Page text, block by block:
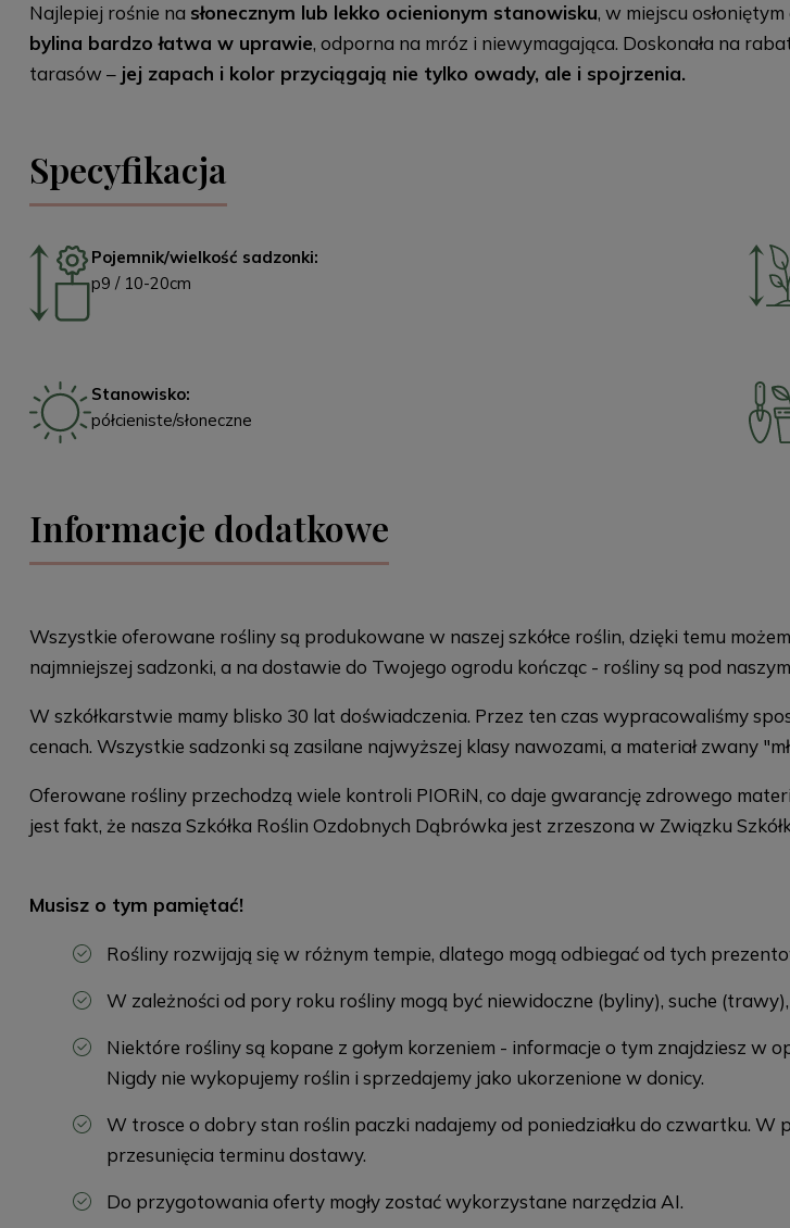
Najlepiej rośnie na słonecznym lub lekko ocienionym stanowisku, w miejscu
bylina bardzo łatwa w uprawie, odporna na mróz i niewymagająca. Doskonała na
tarasów – jej zapach i kolor przyciągają nie tylko owady, ale i spojrzenia.
Specyfikacja
Pojemnik/wielkość sadzonki:
p9 / 10-20cm
Stanowisko:
półcieniste/słoneczne
Informacje dodatkowe
Wszystkie oferowane rośliny są produkowane w naszej szkółce roślin, dzięki temu
najmniejszej sadzonki, a na dostawie do Twojego ogrodu kończąc - rośliny są pod
W szkółkarstwie mamy blisko 30 lat doświadczenia. Przez ten czas wypracowaliśmy
cenach. Wszystkie sadzonki są zasilane najwyższej klasy nawozami, a materiał zwany
Oferowane rośliny przechodzą wiele kontroli PIORiN, co daje gwarancję zdrowego
jest fakt, że nasza Szkółka Roślin Ozdobnych Dąbrówka jest zrzeszona w Związku
Musisz o tym pamiętać!
Rośliny rozwijają się w różnym tempie, dlatego mogą odbiegać od tych
W zależności od pory roku rośliny mogą być niewidoczne (byliny), suche
Niektóre rośliny są kopane z gołym korzeniem - informacje o tym znajdziesz w
Nigdy nie wykopujemy roślin i sprzedajemy jako ukorzenione w donicy.
W trosce o dobry stan roślin paczki nadajemy od poniedziałku do czwartku.
przesunięcia terminu dostawy.
Do przygotowania oferty mogły zostać wykorzystane narzędzia AI.